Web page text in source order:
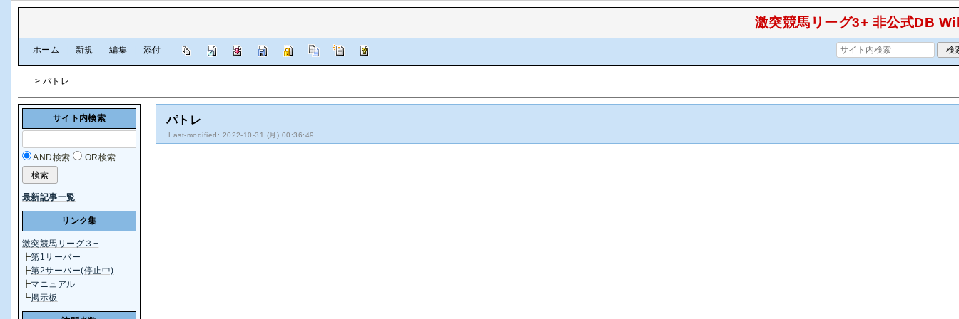
激突競馬リーグ3+ 非公式DB
ホーム 新規 編集 添付
> パトレ
パトレ
Last-modified: 2022-10-31 (月) 00:36:49
サイト内検索
AND検索 OR検索
最新記事一覧
リンク集
激突競馬リーグ３+
┣第1サーバー
┣第2サーバー(停止中)
┣マニュアル
┗掲示板